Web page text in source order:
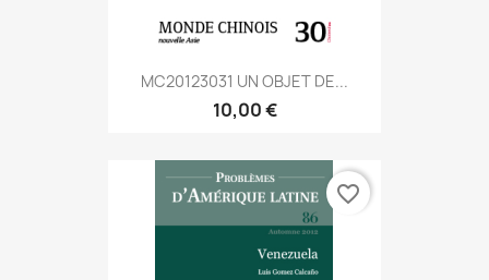
MC20123031 UN OBJET DE...
10,00 €
favorite_border